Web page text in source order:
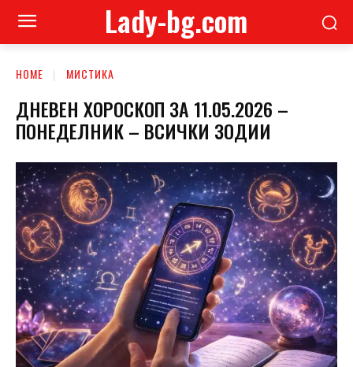
Lady-bg.com
HOME МИСТИКА
ДНЕВЕН ХОРОСКОП ЗА 11.05.2026 –
ПОНЕДЕЛНИК – ВСИЧКИ ЗОДИИ